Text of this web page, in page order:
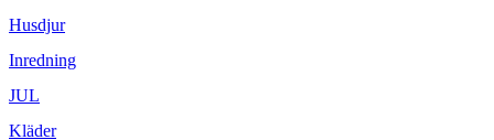
Husdjur
Inredning
JUL
Kläder